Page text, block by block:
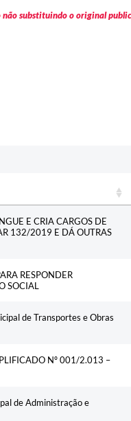
substituindo o original
E CRIA CARGOS DE
132/2019 E DÁ OUTRAS
RESPONDER
SOCIAL
de Transportes e Obras
Nº 001/2.013 –
de Administração e